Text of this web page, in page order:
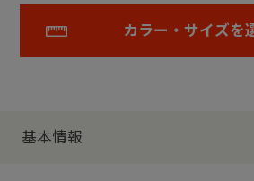
カラー・サイズを
基本情報